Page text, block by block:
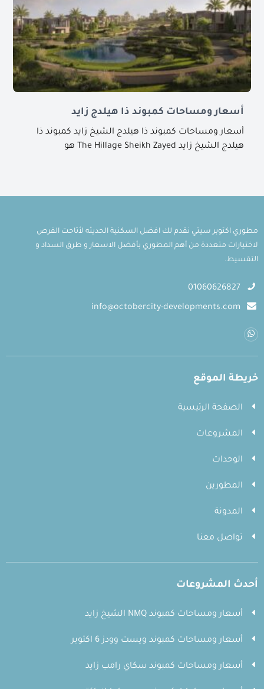
أسعار ومساحات كمبوند ذا هيلدج زايد
أسعار ومساحات كمبوند ذا هيلدج الشيخ زايد كمبوند ذا
هيلدج الشيخ زايد The Hillage Sheikh Zayed هو
مطوري اكتوبر سيتي نقدم لك افضل السكنية الحديثه لأتاحت الفرص
لاختيارات متعددة من أهم المطوري بأفضل الاسعار و طرق السداد و
التقسيط.
01060626827
info@octobercity-developments.com
خريطة الموقع
الصفحة الرئيسية
المشروعات
الوحدات
المطورين
المدونة
تواصل معنا
أحدث المشروعات
أسعار ومساحات كمبوند NMQ الشيخ زايد
أسعار ومساحات كمبوند ويست وودز 6 اكتوبر
أسعار ومساحات كمبوند سكاي رامب زايد